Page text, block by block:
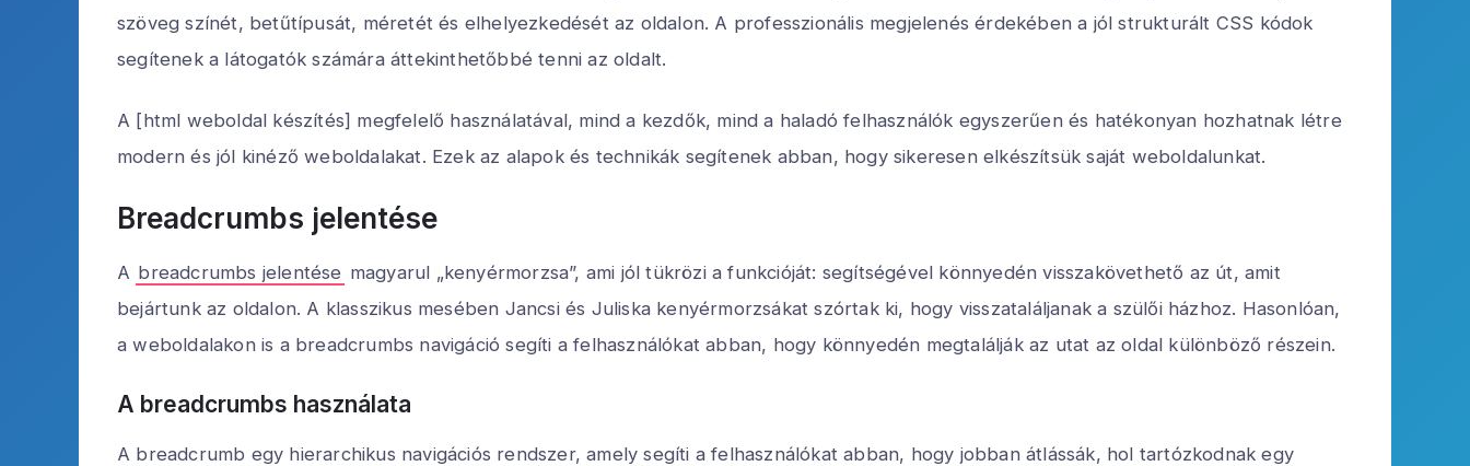
szöveg színét, betűtípusát, méretét és elhelyezkedését az oldalon. A professzionális megjelenés érdekében a jól strukturált CSS kódok
segítenek a látogatók számára áttekinthetőbbé tenni az oldalt.
A [html weboldal készítés] megfelelő használatával, mind a kezdők, mind a haladó felhasználók egyszerűen és hatékonyan hozhatnak létre
modern és jól kinéző weboldalakat. Ezek az alapok és technikák segítenek abban, hogy sikeresen elkészítsük saját weboldalunkat.
Breadcrumbs jelentése
A breadcrumbs jelentése magyarul „kenyérmorzsa”, ami jól tükrözi a funkcióját: segítségével könnyedén visszakövethető az út, amit
bejártunk az oldalon. A klasszikus mesében Jancsi és Juliska kenyérmorzsákat szórtak ki, hogy visszataláljanak a szülői házhoz. Hasonlóan,
a weboldalakon is a breadcrumbs navigáció segíti a felhasználókat abban, hogy könnyedén megtalálják az utat az oldal különböző részein.
A breadcrumbs használata
A breadcrumb egy hierarchikus navigációs rendszer, amely segíti a felhasználókat abban, hogy jobban átlássák, hol tartózkodnak egy